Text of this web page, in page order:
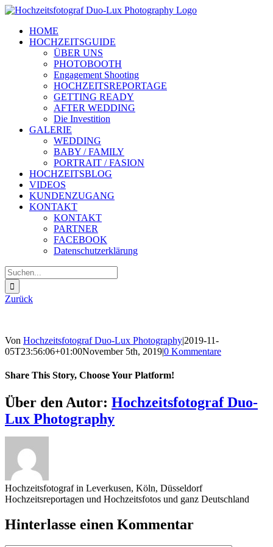
Zum
springenHOME
HOCHZEITSGUIDE
ÜBER UNS
PHOTOBOOTH
Engagement Shooting
HOCHZEITSREPORTAGE
GETTING READY
AFTER WEDDING
Die Investition
GALERIE
WEDDING
BABY / FAMILY
PORTRAIT / FASION
HOCHZEITSBLOG
VIDEOS
KUNDENZUGANG
KONTAKT
KONTAKT
PARTNER
FACEBOOK
Datenschutzerklärung
Suche
nach:
Zurück
Von Hochzeitsfotograf Duo-Lux Photography|2019-11-
05T23:56:06+01:00November 5th, 2019|0 Kommentare
Share This Story, Choose Your Platform!
Sharing_facebook
Sharing_twitter
Sharing_reddit
Über den Autor: Hochzeitsfotograf Duo-
Lux Photography
Hochzeitsfotograf in Leverkusen, Köln, Düsseldorf
Hochzeitsreportagen und Hochzeitsfotos und ganz Deutschland
Hinterlasse einen Kommentar